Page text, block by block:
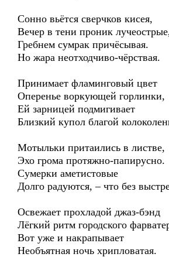
Сонно вьётся сверчков кисея,
Вечер в тени проник
Гребнем сумрак причёсывая.
Но жара неотходчиво-чёрствая.
Принимает фламинговый цвет
Оперенье воркующей горлинки,
Ей зарницей подмигивает
Близкий купол благой
Мотыльки притаились в листве,
Эхо грома протяжно-папирусно.
Сумерки аметистовые
Долго радуются, – что без
Освежает прохладой джаз-бэнд
Лёгкий ритм городского
Вот уже и накрапывает
Необъятная ночь хрипловатая.